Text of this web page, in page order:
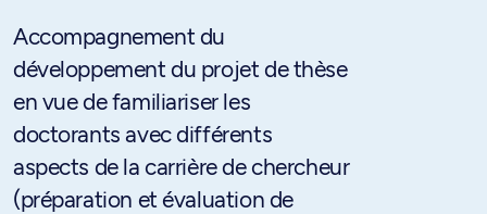
Accompagnement du
développement du projet de thèse
en vue de familiariser les
doctorants avec différents
aspects de la carrière de chercheur
(préparation et évaluation de